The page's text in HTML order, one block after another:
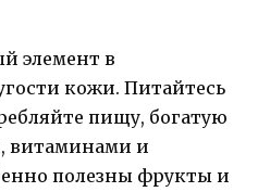
элемент в
кожи. Питайтесь
пищу, богатую
витаминами и
полезны фрукты и